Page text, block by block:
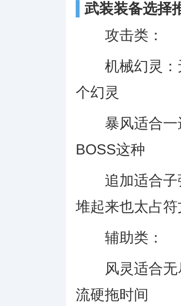
武装装备选择
攻击类：
机械幻灵：
个幻灵
暴风适合一
BOSS这种
追加适合子
堆起来也太占
辅助类：
风灵适合无
流硬拖时间